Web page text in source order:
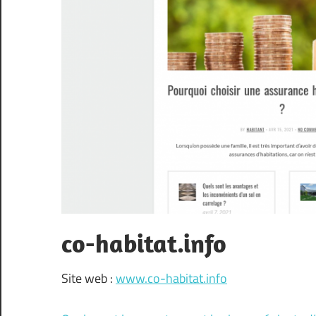
co-habitat.info
Site web :www.co-habitat.info